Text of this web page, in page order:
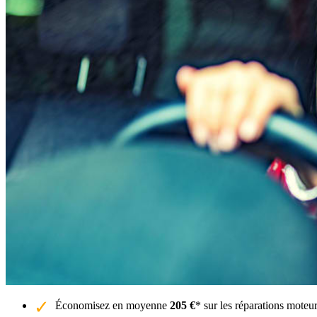
Économisez en moyenne 205 €* sur les réparations